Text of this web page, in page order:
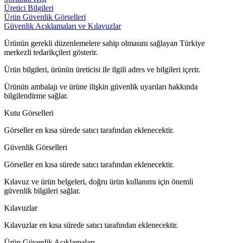
Üretici Bilgileri
Ürün Güvenlik Görselleri
Güvenlik Açıklamaları ve Kılavuzlar
Ürünün gerekli düzenlemelere sahip olmasını sağlayan Türkiye
merkezli tedarikçileri gösterir.
Ürün bilgileri, ürünün üreticisi ile ilgili adres ve bilgileri içerir.
Ürünün ambalajı ve ürüne ilişkin güvenlik uyarıları hakkında
bilgilendirme sağlar.
Kutu Görselleri
Görseller en kısa sürede satıcı tarafından eklenecektir.
Güvenlik Görselleri
Görseller en kısa sürede satıcı tarafından eklenecektir.
Kılavuz ve ürün belgeleri, doğru ürün kullanımı için önemli
güvenlik bilgileri sağlar.
Kılavuzlar
Kılavuzlar en kısa sürede satıcı tarafından eklenecektir.